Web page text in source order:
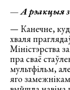
— А рэакцыя з
— Канечне,
хваля
Міністэрства
пра сваё
мультфільм,
яго